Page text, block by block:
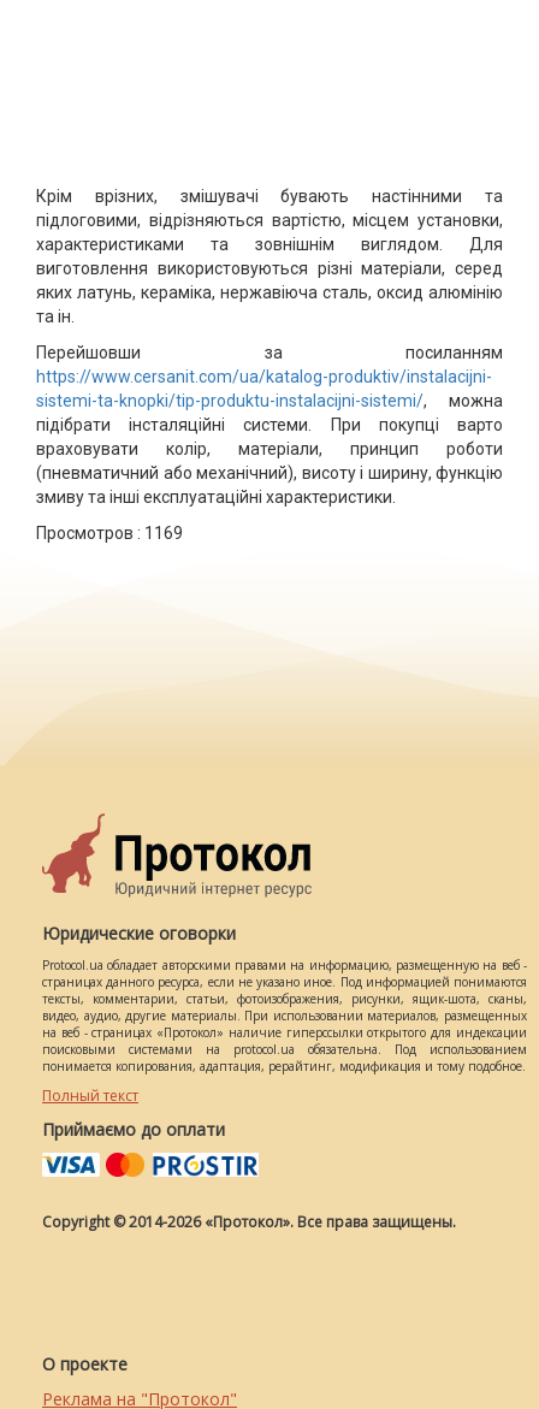
Крім врізних, змішувачі бувають настінними та
підлоговими, відрізняються вартістю, місцем установки,
характеристиками та зовнішнім виглядом. Для
виготовлення використовуються різні матеріали, серед
яких латунь, кераміка, нержавіюча сталь, оксид алюмінію
та ін.
Перейшовши за посиланням
https://www.cersanit.com/ua/katalog-produktiv/instalacijni-
sistemi-ta-knopki/tip-produktu-instalacijni-sistemi/, можна
підібрати інсталяційні системи. При покупці варто
враховувати колір, матеріали, принцип роботи
(пневматичний або механічний), висоту і ширину, функцію
змиву та інші експлуатаційні характеристики.
Просмотров : 1169
Юридические оговорки
Protocol.ua обладает авторскими правами на информацию, размещенную на веб -
страницах данного ресурса, если не указано иное. Под информацией понимаются
тексты, комментарии, статьи, фотоизображения, рисунки, ящик-шота, сканы,
видео, аудио, другие материалы. При использовании материалов, размещенных
на веб - страницах «Протокол» наличие гиперссылки открытого для индексации
поисковыми системами на protocol.ua обязательна. Под использованием
понимается копирования, адаптация, рерайтинг, модификация и тому подобное.
Полный текст
Приймаємо до оплати
Copyright © 2014-2026 «Протокол». Все права защищены.
О проекте
Реклама на "Протокол"